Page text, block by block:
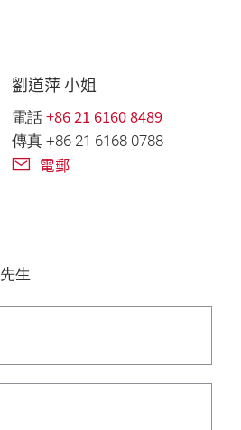
劉道萍 小姐
電話 +86 21 6160 8489
傳真 +86 21 6168 0788
電郵
先生